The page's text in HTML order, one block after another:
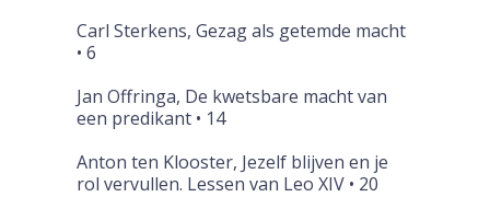
Carl Sterkens, Gezag als getemde macht
• 6
Jan Offringa, De kwetsbare macht van
een predikant • 14
Anton ten Klooster, Jezelf blijven en je
rol vervullen. Lessen van Leo XIV • 20